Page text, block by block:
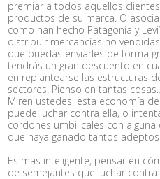
premiar a todos aquellos
productos de su marca. O
como han hecho Patagonia y
distribuir mercancías no
que puedas enviarles de forma
tendrás un gran descuento en
en replantearse las estructuras
sectores. Pienso en tantas
Miren ustedes, esta economía
puede luchar contra ella, o
cordones umbilicales con
que haya ganado tantos
Es mas inteligente, pensar en
de semejantes que luchar contra